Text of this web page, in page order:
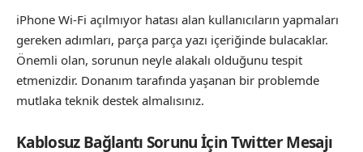
iPhone Wi-Fi açılmıyor hatası alan kullanıcıların yapmaları
gereken adımları, parça parça yazı içeriğinde bulacaklar.
Önemli olan, sorunun neyle alakalı olduğunu tespit
etmenizdir. Donanım tarafında yaşanan bir problemde
mutlaka teknik destek almalısınız.
Kablosuz Bağlantı Sorunu İçin Twitter Mesajı